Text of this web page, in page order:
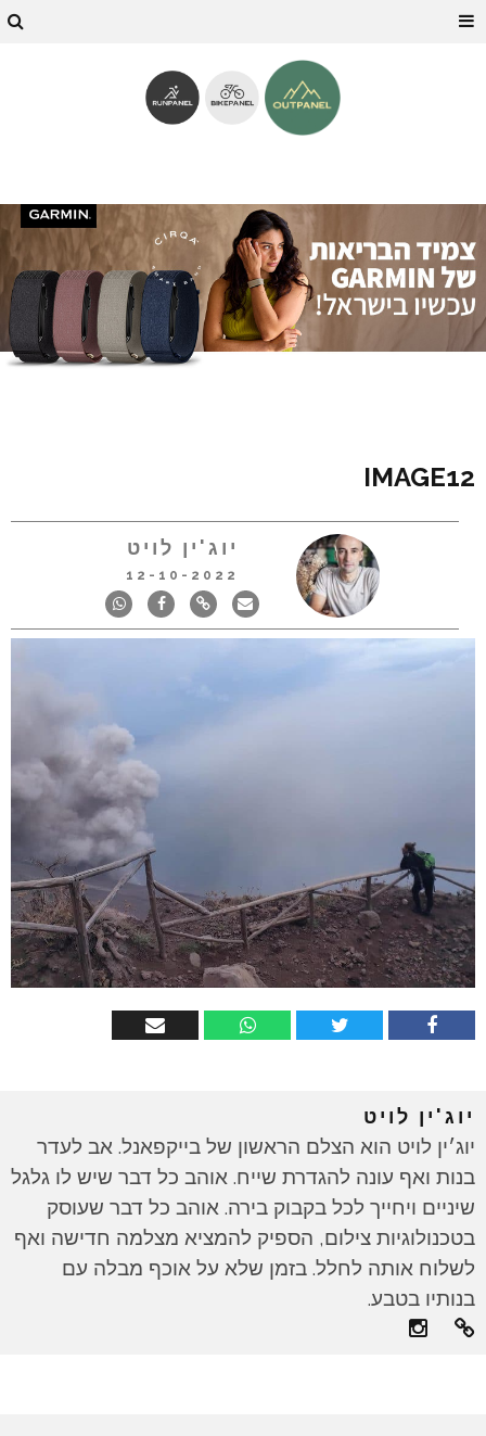
IMAGE12
יוג'ין לויט
12-10-2022
יוג'ין לויט
יוג׳ין לויט הוא הצלם הראשון של בייקפאנל. אב לעדר
בנות ואף עונה להגדרת שייח. אוהב כל דבר שיש לו גלגל
שיניים ויחייך לכל בקבוק בירה. אוהב כל דבר שעוסק
בטכנולוגיות צילום, הספיק להמציא מצלמה חדישה ואף
לשלוח אותה לחלל. בזמן שלא על אוכף מבלה עם
בנותיו בטבע.